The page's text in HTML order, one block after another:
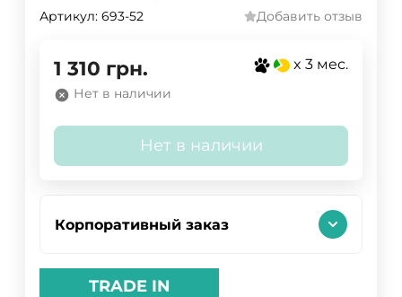
Артикул: 693-52 Добавить отзыв
1 310 грн. x 3 мес.
Нет в наличии
Нет в наличии
Корпоративный заказ
TRADE IN